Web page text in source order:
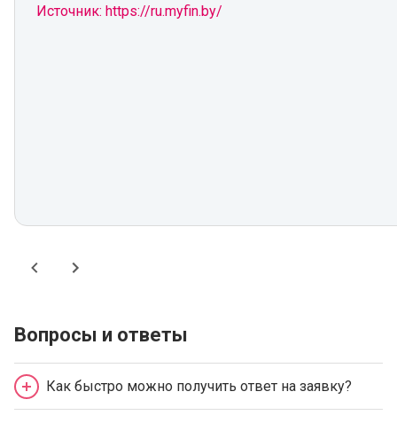
Источник: https://ru.myfin.by/
Вопросы и ответы
Как быстро можно получить ответ на заявку?